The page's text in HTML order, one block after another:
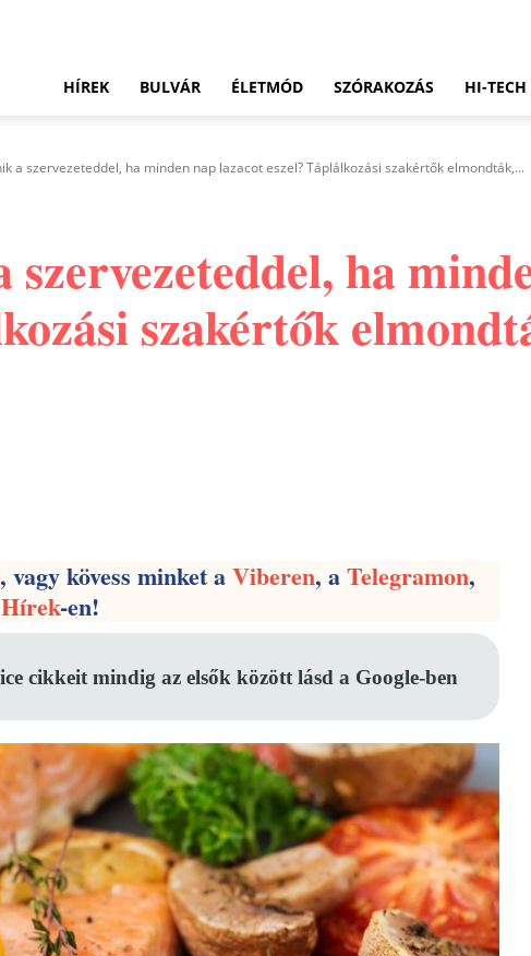
HÍREK BULVÁR ÉLETMÓD SZÓRAKOZÁS HI-TECH
a szervezeteddel, ha minden nap lazacot eszel? Táplálkozási szakértők elmondták,...
ha
szakértők
, vagy kövess minket aViberen, aTelegramon,
-en!
cikkeit mindig az elsők között lásd a Google-ben